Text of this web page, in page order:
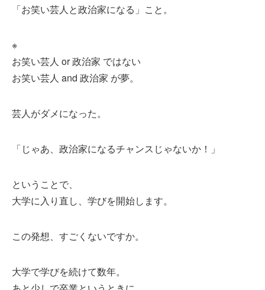
「お笑い芸人と政治家になる」こと。
※
お笑い芸人 or 政治家 ではない
お笑い芸人 and 政治家 が夢。
芸人がダメになった。
「じゃあ、政治家になるチャンスじゃないか！」
ということで、
大学に入り直し、学びを開始します。
この発想、すごくないですか。
大学で学びを続けて数年。